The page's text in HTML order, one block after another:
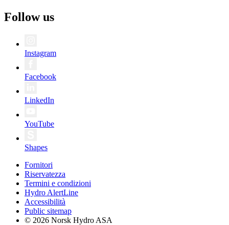
Follow us
Instagram
Facebook
LinkedIn
YouTube
Shapes
Fornitori
Riservatezza
Termini e condizioni
Hydro AlertLine
Accessibilità
Public sitemap
© 2026 Norsk Hydro ASA